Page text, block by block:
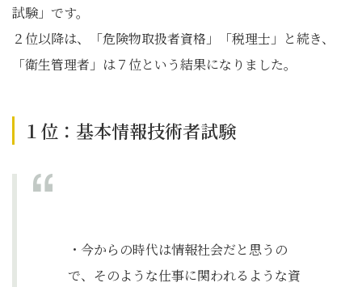
試験」です。
２位以降は、「危険物取扱者資格」「税理士」と続き、
「衛生管理者」は７位という結果になりました。
１位：基本情報技術者試験
・今からの時代は情報社会だと思うの
で、そのような仕事に関われるような資